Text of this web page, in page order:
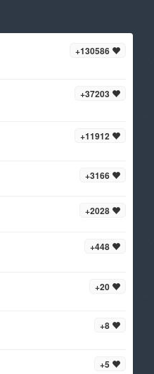
+130586
+37203
+11912
+3166
+2028
+448
+20
+8
+5